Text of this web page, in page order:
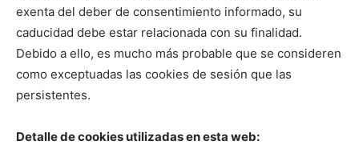
exenta del deber de consentimiento informado, su
caducidad debe estar relacionada con su finalidad.
Debido a ello, es mucho más probable que se consideren
como exceptuadas las cookies de sesión que las
persistentes.
Detalle de cookies utilizadas en esta web: